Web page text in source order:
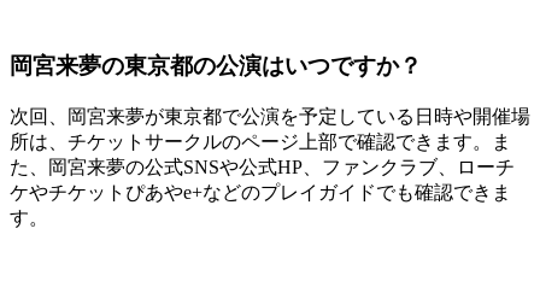
岡宮来夢の東京都の公演はいつですか？
次回、岡宮来夢が東京都で公演を予定している日時や開催場
所は、チケットサークルのページ上部で確認できます。ま
た、岡宮来夢の公式SNSや公式HP、ファンクラブ、ローチ
ケやチケットぴあやe+などのプレイガイドでも確認できま
す。